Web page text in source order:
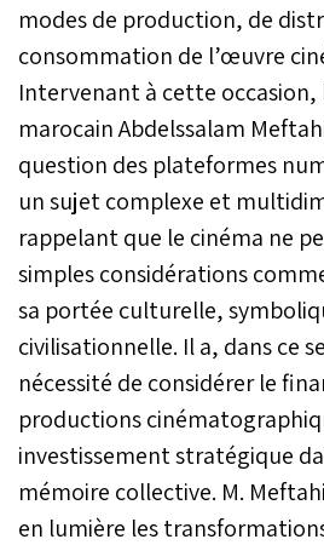
modes de production, de
consommation de l’œuvre
Intervenant à cette
marocain Abdelssalam
question des plateformes
un sujet complexe et
rappelant que le cinéma ne
simples considérations
sa portée culturelle,
civilisationnelle. Il a, dans ce
nécessité de considérer le
productions
investissement stratégique
mémoire collective. M.
en lumière les